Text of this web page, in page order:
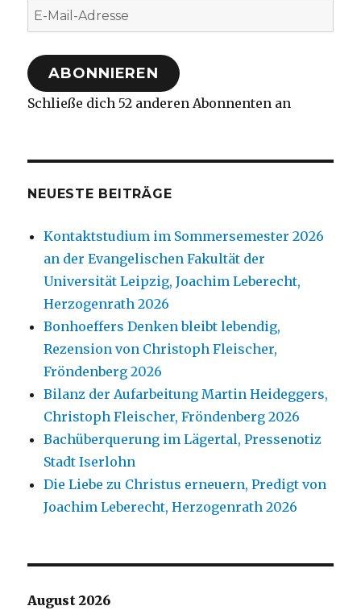
E-
Mail-
Adresse
ABONNIEREN
Schließe dich 52 anderen Abonnenten an
NEUESTE BEITRÄGE
Kontaktstudium im Sommersemester 2026
an der Evangelischen Fakultät der
Universität Leipzig, Joachim Leberecht,
Herzogenrath 2026
Bonhoeffers Denken bleibt lebendig,
Rezension von Christoph Fleischer,
Fröndenberg 2026
Bilanz der Aufarbeitung Martin Heideggers,
Christoph Fleischer, Fröndenberg 2026
Bachüberquerung im Lägertal, Pressenotiz
Stadt Iserlohn
Die Liebe zu Christus erneuern, Predigt von
Joachim Leberecht, Herzogenrath 2026
August 2026